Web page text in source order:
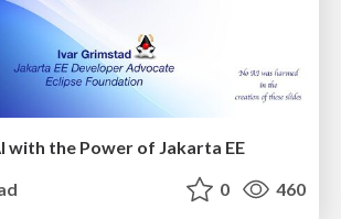
with the Power of Jakarta EE
0 460